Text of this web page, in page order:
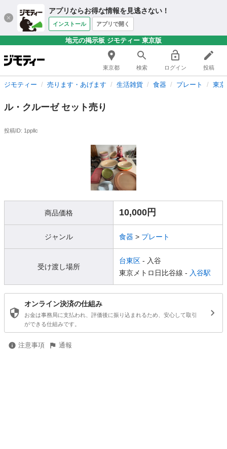
アプリならお得な情報を見逃さない！
インストール アプリで開く
地元の掲示板 ジモティー 東京版
東京都 検索 ログイン 投稿
ジモティー 売ります・あげます 生活雑貨 食器 プレート 東
ル・クルーゼ セット売り
投稿ID: 1ppllc
商品価格 10,000円
ジャンル 食器 > プレート
受け渡し場所
台東区 - 入谷
東京メトロ日比谷線 - 入谷駅
オンライン決済の仕組み
お金は事務局に支払われ、評価後に振り込まれるため、安心して取引
ができる仕組みです。
注意事項 通報